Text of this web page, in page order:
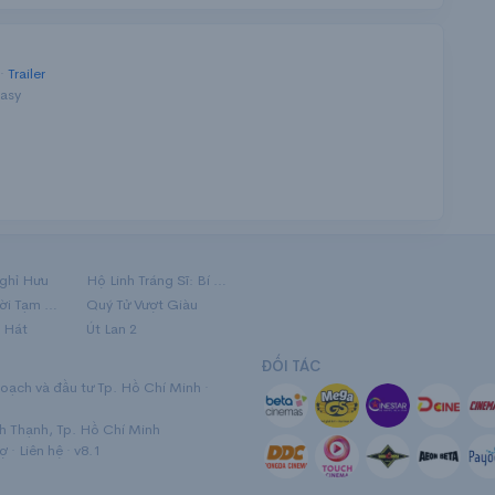
Trailer
Hưu
Hộ Linh Tráng Sĩ: Bí Ẩn Mộ Vua Đinh
Mãi Nợ Một Lời Tạm Biệt
Quý Tử Vượt Giàu
Hát
Út Lan 2
và đầu tư Tp. Hồ Chí Minh ·
Thạnh, Tp. Hồ Chí Minh
· Liên hệ· v8.1
ĐỐI TÁC